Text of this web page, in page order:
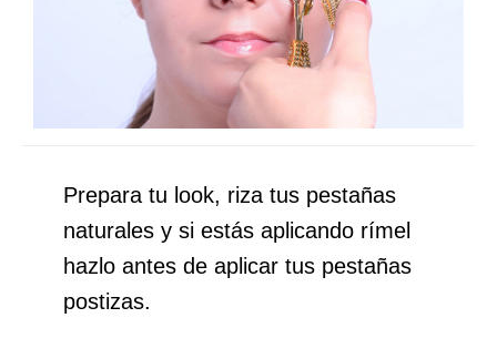
Prepara tu look, riza tus pestañas
naturales y si estás aplicando rímel
hazlo antes de aplicar tus pestañas
postizas.